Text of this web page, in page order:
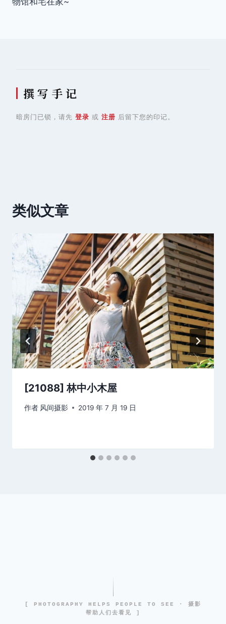
撰 写 手 记
暗房门已锁，请先 登录 或 注册 后留下您的印记。
类似文章
[21088] 林中小木屋
作者 风间摄影 2019 年 7 月 19 日
[ PHOTOGRAPHY HELPS PEOPLE TO SEE · 摄影
帮助人们去看见 ]